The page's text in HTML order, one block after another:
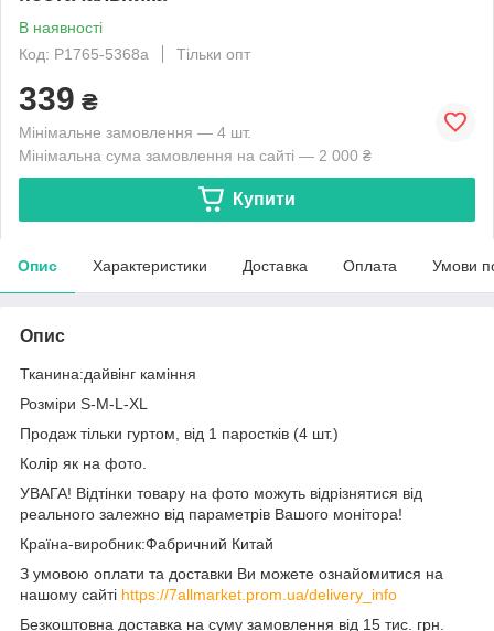
В наявності
Код: P1765-5368a
Тільки опт
339 ₴
Мінімальне замовлення — 4 шт.
Мінімальна сума замовлення на сайті — 2 000 ₴
Купити
Опис Характеристики Доставка Оплата Умови
Опис
Тканина:дайвінг каміння
Розміри S-M-L-XL
Продаж тільки гуртом, від 1 паростків (4 шт.)
Колір як на фото.
УВАГА! Відтінки товару на фото можуть відрізнятися від
реального залежно від параметрів Вашого монітора!
Країна-виробник:Фабричний Китай
З умовою оплати та доставки Ви можете ознайомитися на
нашому сайті https://7allmarket.prom.ua/delivery_info
Безкоштовна доставка на суму замовлення від 15 тис. грн.